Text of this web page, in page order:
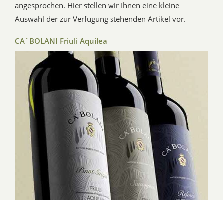
angesprochen. Hier stellen wir Ihnen eine kleine
Auswahl der zur Verfügung stehenden Artikel vor.
CA`BOLANI Friuli Aquilea